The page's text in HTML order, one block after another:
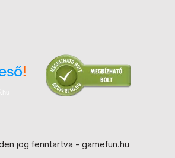
jog fenntartva - gamefun.hu